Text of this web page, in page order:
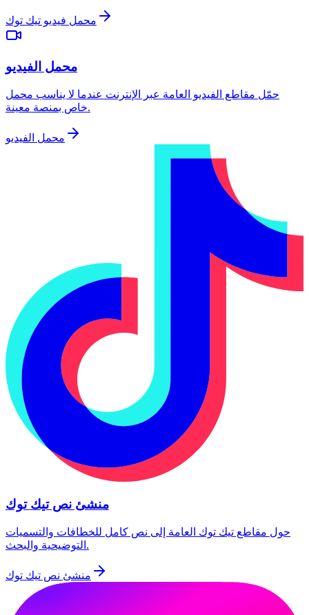
محمل فيديو تيك توك
محمل الفيديو
حمّل مقاطع الفيديو العامة عبر الإنترنت عندما لا يناسب محمل
خاص بمنصة معينة.
محمل الفيديو
منشئ نص تيك توك
حول مقاطع تيك توك العامة إلى نص كامل للخطافات والتسميات
التوضيحية والبحث.
منشئ نص تيك توك